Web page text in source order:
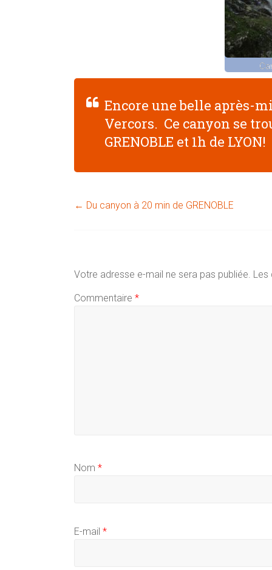
Encore une belle après-
Vercors. Ce canyon se
GRENOBLE et 1h de LYON!
← Du canyon à 20 min de GRENOBLE
Votre adresse e-mail ne sera pas publiée. Les
Commentaire *
Nom *
E-mail *